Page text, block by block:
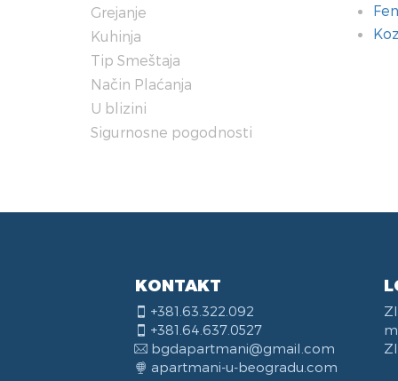
Grejanje
Kuhinja
Tip Smeštaja
Način Plaćanja
U blizini
Sigurnosne pogodnosti
KONTAKT
+381.63.322.092
+381.64.637.0527
bgdapartmani@gmail.com
apartmani-u-beogradu.com